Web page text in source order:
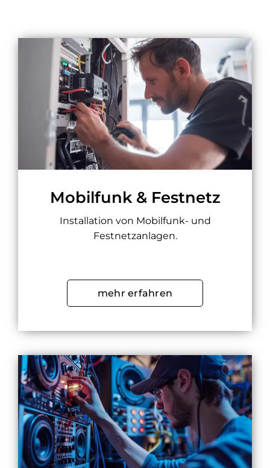
Mobilfunk & Festnetz
Installation von Mobilfunk- und
Festnetzanlagen.
mehr erfahren